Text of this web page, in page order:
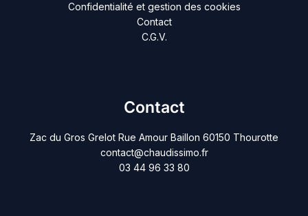
Confidentialité et gestion des cookies
Contact
C.G.V.
Contact
Zac du Gros Grelot Rue Amour Baillon 60150 Thourotte
contact@chaudissimo.fr
03 44 96 33 80